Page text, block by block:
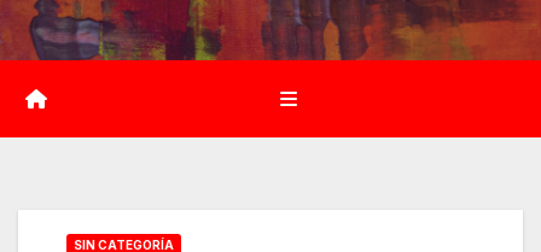
Saltar
al
contenido
SIN CATEGORÍA